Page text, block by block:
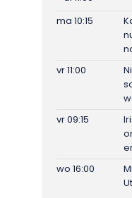
ma 10:15
vr 11:00
vr 09:15
wo 16:00